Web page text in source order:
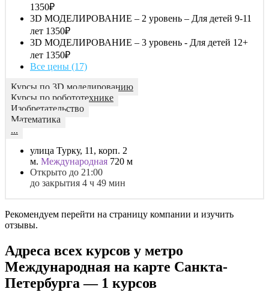
1350₽
3D МОДЕЛИРОВАНИЕ – 2 уровень – Для детей 9-11
лет 1350₽
3D МОДЕЛИРОВАНИЕ – 3 уровень - Для детей 12+
лет 1350₽
Все цены (17)
Курсы по 3D моделированию
Курсы по робототехнике
Изобретательство
Математика
...
улица Турку, 11, корп. 2
м. Международная 720 м
Открыто до 21:00
до закрытия 4 ч 49 мин
Рекомендуем перейти на страницу компании и изучить
отзывы.
Адреса всех курсов у метро
Международная на карте Санкта-
Петербурга — 1 курсов